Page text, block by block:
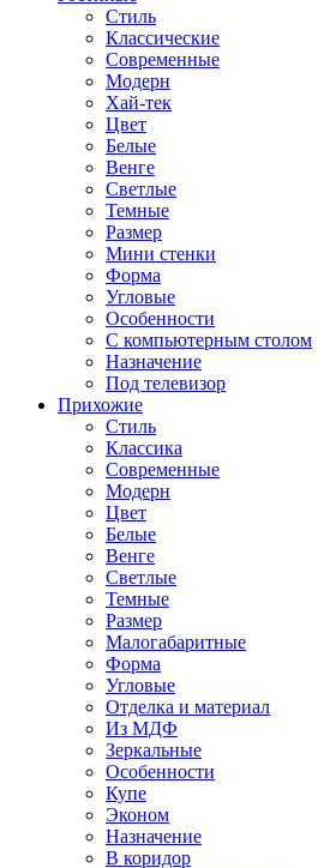
Стиль
Классические
Современные
Модерн
Хай-тек
Цвет
Белые
Венге
Светлые
Темные
Размер
Мини стенки
Форма
Угловые
Особенности
С компьютерным столом
Назначение
Под телевизор
Прихожие
Стиль
Классика
Современные
Модерн
Цвет
Белые
Венге
Светлые
Темные
Размер
Малогабаритные
Форма
Угловые
Отделка и материал
Из МДФ
Зеркальные
Особенности
Купе
Эконом
Назначение
В коридор